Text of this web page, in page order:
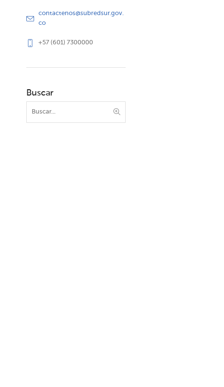
contactenos@subredsur.gov.
co
+57 (601) 7300000
Buscar